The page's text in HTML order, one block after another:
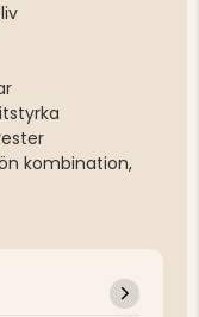
kombination,